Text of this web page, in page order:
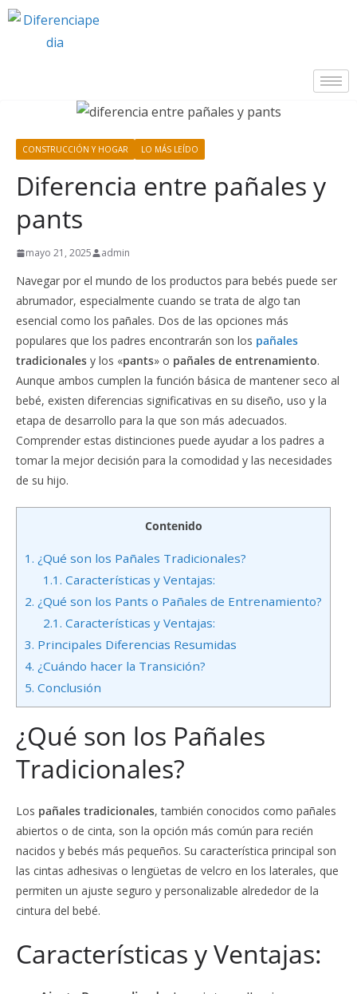
CONSTRUCCIÓN Y HOGAR LO MÁS LEÍDO
Diferencia entre pañales y
pants
mayo 21, 2025 admin
Navegar por el mundo de los productos para bebés puede ser
abrumador, especialmente cuando se trata de algo tan
esencial como los pañales. Dos de las opciones más
populares que los padres encontrarán son los pañales
tradicionales y los «pants» o pañales de entrenamiento.
Aunque ambos cumplen la función básica de mantener seco al
bebé, existen diferencias significativas en su diseño, uso y la
etapa de desarrollo para la que son más adecuados.
Comprender estas distinciones puede ayudar a los padres a
tomar la mejor decisión para la comodidad y las necesidades
de su hijo.
Contenido
1. ¿Qué son los Pañales Tradicionales?
1.1. Características y Ventajas:
2. ¿Qué son los Pants o Pañales de Entrenamiento?
2.1. Características y Ventajas:
3. Principales Diferencias Resumidas
4. ¿Cuándo hacer la Transición?
5. Conclusión
¿Qué son los Pañales
Tradicionales?
Los pañales tradicionales, también conocidos como pañales
abiertos o de cinta, son la opción más común para recién
nacidos y bebés más pequeños. Su característica principal son
las cintas adhesivas o lengüetas de velcro en los laterales, que
permiten un ajuste seguro y personalizable alrededor de la
cintura del bebé.
Características y Ventajas: